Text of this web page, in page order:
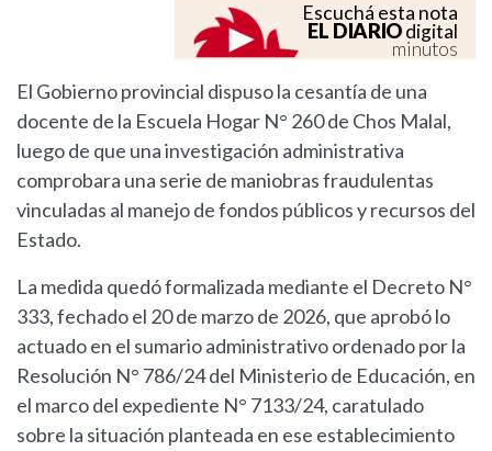
Escuchá esta nota
EL DIARIOdigital
minutos
El Gobierno provincial dispuso la cesantía de una
docente de la Escuela Hogar N° 260 de Chos Malal,
luego de que una investigación administrativa
comprobara una serie de maniobras fraudulentas
vinculadas al manejo de fondos públicos y recursos del
Estado.
La medida quedó formalizada mediante el Decreto N°
333, fechado el 20 de marzo de 2026, que aprobó lo
actuado en el sumario administrativo ordenado por la
Resolución N° 786/24 del Ministerio de Educación, en
el marco del expediente N° 7133/24, caratulado
sobre la situación planteada en ese establecimiento